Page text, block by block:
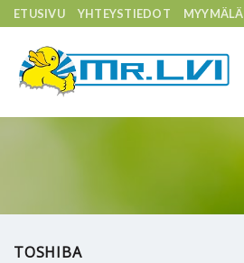
Skip
to
content
ETUSIVU YHTEYSTIEDOT MYYMÄLÄ
TOSHIBA